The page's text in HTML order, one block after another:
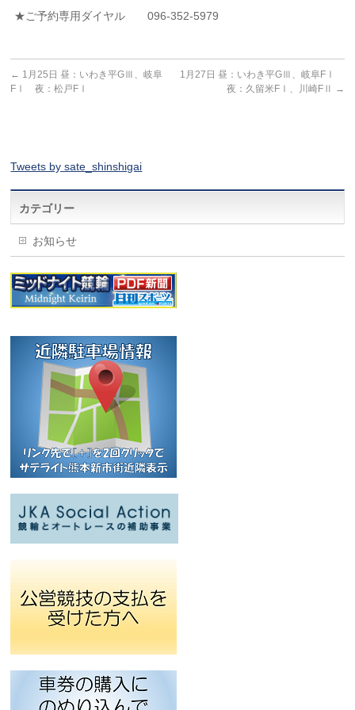
★ご予約専用ダイヤル 096-352-5979
← 1月25日 昼：いわき平GⅢ、岐阜
FⅠ 夜：松戸FⅠ
1月27日 昼：いわき平GⅢ、岐阜FⅠ
夜：久留米FⅠ、川崎FⅡ
→
Tweets by sate_shinshigai
カテゴリー
お知らせ